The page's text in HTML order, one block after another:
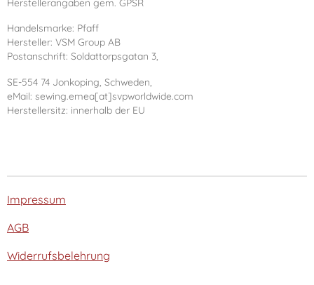
Handelsmarke: Pfaff
Hersteller: VSM Group AB
Postanschrift: Soldattorpsgatan 3,
SE-554 74 Jonkoping, Schweden,
eMail: sewing.emea[at]svpworldwide.com
Herstellersitz: innerhalb der EU
Impressum
AGB
Widerrufsbelehrung